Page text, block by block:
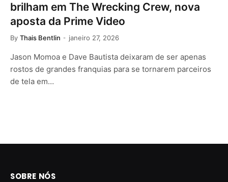
brilham em The Wrecking Crew, nova
aposta da Prime Video
By Thais Bentlin janeiro 27, 2026
Jason Momoa e Dave Bautista deixaram de ser apenas
rostos de grandes franquias para se tornarem parceiros
de tela em…
SOBRE NÓS